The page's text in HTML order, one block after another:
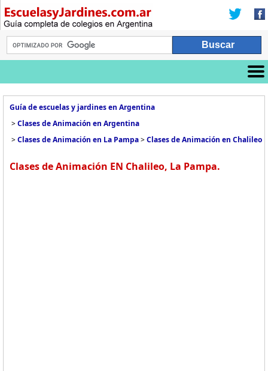
Guía de escuelas y jardines en Argentina
>Clases de Animación en Argentina
>Clases de Animación en La Pampa>Clases de Animación en Chalileo
Clases de Animación EN Chalileo, La Pampa.